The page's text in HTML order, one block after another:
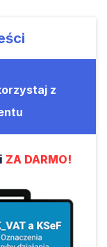
z
ZA DARMO!